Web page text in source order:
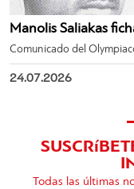
Manolis Saliakas
Comunicado del
24.07.2026
Todas las últimas